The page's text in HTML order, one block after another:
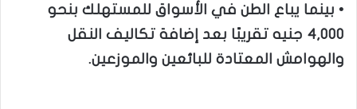
• بينما يباع الطن في الأسواق للمستهلك بنحو
4,000 جنيه تقريبًا بعد إضافة تكاليف النقل
والهوامش المعتادة للبائعين والموزعين.